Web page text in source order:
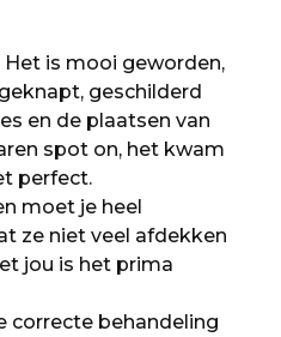
Het is mooi geworden,
geschilderd
en de plaatsen van
spot on, het kwam
perfect.
moet je heel
ze niet veel afdekken
jou is het prima
correcte behandeling